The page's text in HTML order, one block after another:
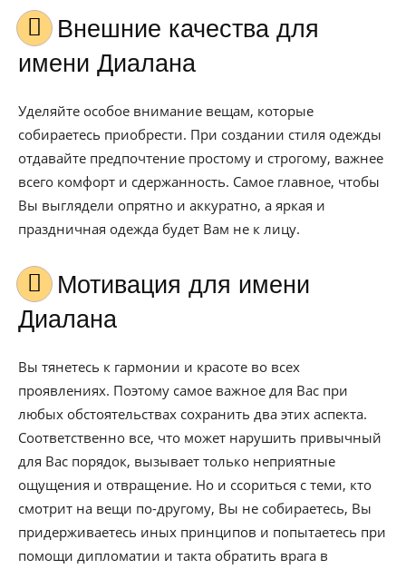
Внешние качества для
имени Диалана
Уделяйте особое внимание вещам, которые
собираетесь приобрести. При создании стиля одежды
отдавайте предпочтение простому и строгому, важнее
всего комфорт и сдержанность. Самое главное, чтобы
Вы выглядели опрятно и аккуратно, а яркая и
праздничная одежда будет Вам не к лицу.
Мотивация для имени
Диалана
Вы тянетесь к гармонии и красоте во всех
проявлениях. Поэтому самое важное для Вас при
любых обстоятельствах сохранить два этих аспекта.
Соответственно все, что может нарушить привычный
для Вас порядок, вызывает только неприятные
ощущения и отвращение. Но и ссориться с теми, кто
смотрит на вещи по-другому, Вы не собираетесь, Вы
придерживаетесь иных принципов и попытаетесь при
помощи дипломатии и такта обратить врага в